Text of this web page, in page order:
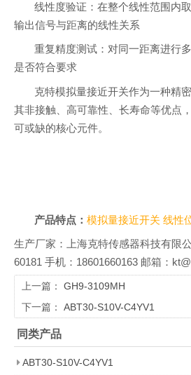
线性度验证：在整个线性范围内
输出信号与距离的线性关系
重复精度测试：对同一距离进行
是否符合要求
克特模拟量接近开关作为一种精
其非接触、高可靠性、长寿命等优点
可或缺的核心元件。
产品特点：模拟量接近开关线性
生产厂家：上海克特传感器科技有限
60181 手机：18601660163 邮箱：
上一篇： GH9-3109MH
下一篇： ABT30-S10V-C4YV1
同类产品
ABT30-S10V-C4YV1